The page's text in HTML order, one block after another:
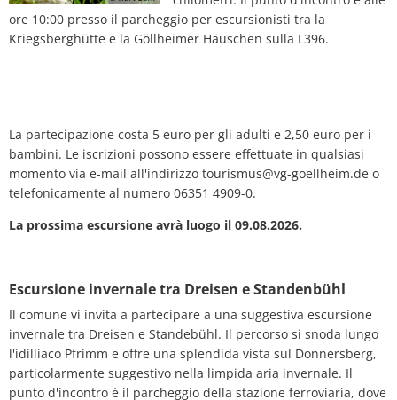
ore 10:00 presso il parcheggio per escursionisti tra la
Kriegsberghütte e la Göllheimer Häuschen sulla L396.
La partecipazione costa 5 euro per gli adulti e 2,50 euro per i
bambini. Le iscrizioni possono essere effettuate in qualsiasi
momento via e-mail all'indirizzo tourismus@vg-goellheim.de o
telefonicamente al numero 06351 4909-0.
La prossima escursione avrà luogo il 09.08.2026.
Escursione invernale tra Dreisen e Standenbühl
Il comune vi invita a partecipare a una suggestiva escursione
invernale tra Dreisen e Standebühl. Il percorso si snoda lungo
l'idilliaco Pfrimm e offre una splendida vista sul Donnersberg,
particolarmente suggestivo nella limpida aria invernale. Il
punto d'incontro è il parcheggio della stazione ferroviaria, dove